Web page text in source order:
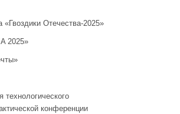
Отечества-2025»
2025»
конференции